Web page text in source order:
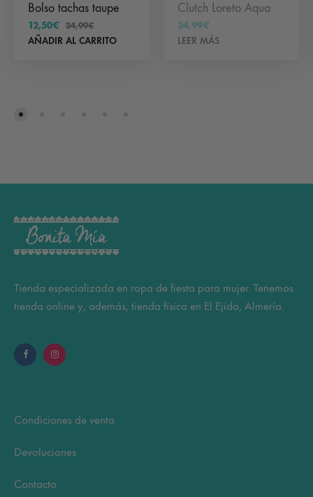
Bolso tachas taupe
12,50€ 24,99€
AÑADIR AL CARRITO
Clutch Loreto Aqua
34,99€
LEER MÁS
Tienda especializada en ropa de fiesta para mujer. Tenemos
tienda online y, además, tienda física en El Ejido, Almería.
Condiciones de venta
Devoluciones
Contacto